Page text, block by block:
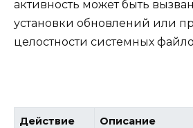
активность может быть
установки обновлений или
целостности системных
Действие Описание